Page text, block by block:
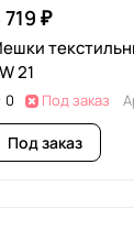
719 ₽
21
0 Под заказ
Под заказ